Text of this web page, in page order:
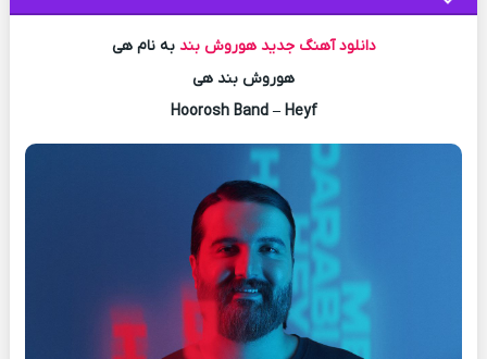
دانلود آهنگ جدید هوروش بند به نام هی
هوروش بند هی
Hoorosh Band – Heyf